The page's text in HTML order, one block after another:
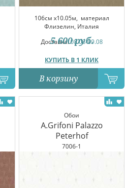
106см x10.05м, материал
Флизелин, Италия
Доставка:08.08-09.08
КУПИТЬ В 1 КЛИК
5 600 руб.
В корзину
Обои
A.Grifoni Palazzo
Peterhof
7006-1